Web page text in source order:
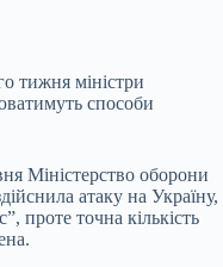
тижня міністри
способи
Міністерство оборони
атаку на Україну,
проте точна кількість